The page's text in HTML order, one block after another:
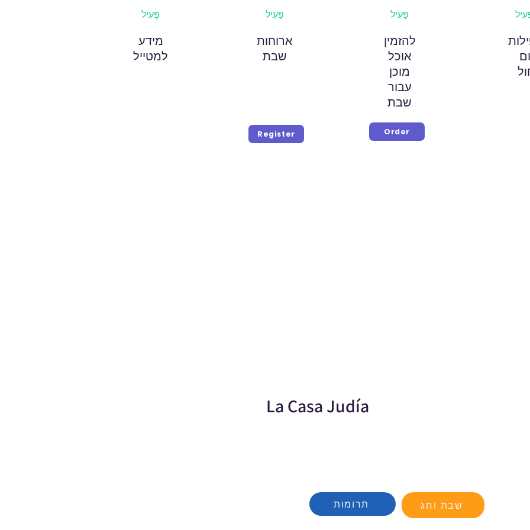
פָּעִיל
מידע
למטייל
פָּעִיל
ארוחות
שבת
Register
פָּעִיל
להזמין
אוכל
מוכן
עבור
שבת
Order
La Casa Judía
תרומות שבת וחג